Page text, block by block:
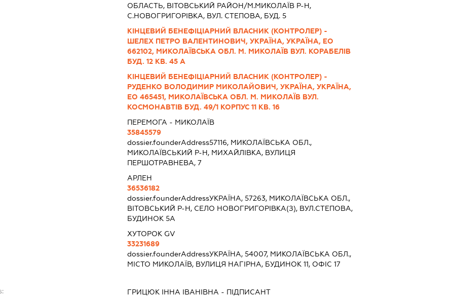
ОБЛАСТЬ, ВIТОВСЬКИЙ РАЙОН/М.МИКОЛАЇВ Р-Н,
С.НОВОГРИГОРІВКА, ВУЛ. СТЕПОВА, БУД. 5
КІНЦЕВИЙ БЕНЕФІЦІАРНИЙ ВЛАСНИК (КОНТРОЛЕР) -
ШЕЛЕХ ПЕТРО ВАЛЕНТИНОВИЧ, УКРАЇНА, УКРАЇНА, ЕО
662102, МИКОЛАЇВСЬКА ОБЛ. М. МИКОЛАЇВ ВУЛ. КОРАБЕЛІВ
БУД. 12 КВ. 45 А
КІНЦЕВИЙ БЕНЕФІЦІАРНИЙ ВЛАСНИК (КОНТРОЛЕР) -
РУДЕНКО ВОЛОДИМИР МИКОЛАЙОВИЧ, УКРАЇНА, УКРАЇНА,
ЕО 465451, МИКОЛАЇВСЬКА ОБЛ. М. МИКОЛАЇВ ВУЛ.
КОСМОНАВТІВ БУД. 49/1 КОРПУС 11 КВ. 16
ПЕРЕМОГА - МИКОЛАЇВ
35845579
dossier.founderAddress57116, МИКОЛАЇВСЬКА ОБЛ.,
МИКОЛАЇВСЬКИЙ Р-Н, МИХАЙЛІВКА, ВУЛИЦЯ
ПЕРШОТРАВНЕВА, 7
АРЛЕН
36536182
dossier.founderAddressУКРАЇНА, 57263, МИКОЛАЇВСЬКА ОБЛ.,
ВІТОВСЬКИЙ Р-Н, СЕЛО НОВОГРИГОРІВКА(З), ВУЛ.СТЕПОВА,
БУДИНОК 5А
ХУТОРОК GV
33231689
dossier.founderAddressУКРАЇНА, 54007, МИКОЛАЇВСЬКА ОБЛ.,
МІСТО МИКОЛАЇВ, ВУЛИЦЯ НАГІРНА, БУДИНОК 11, ОФІС 17
ГРИЦЮК ІННА ІВАНІВНА - ПІДПИСАНТ